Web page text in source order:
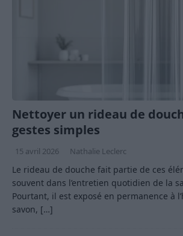
Nettoyer un rideau de
gestes simples
15 avril 2026 Nathalie Leclerc
Le rideau de douche fait partie de ces
souvent dans l’entretien quotidien de la
Pourtant, il est exposé en permanence à
savon, […]